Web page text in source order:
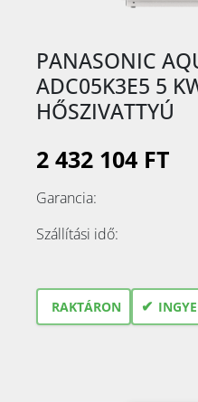
PANASONIC
ADC05K3E5 5
HŐSZIVATTYÚ
2 432 104 FT
Garancia:
Szállítási idő:
RAKTÁRON ✔